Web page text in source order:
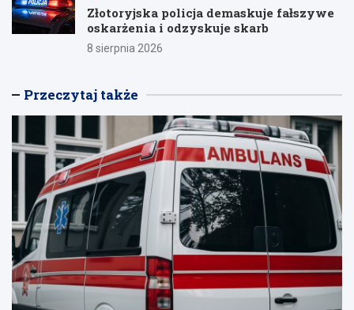
Złotoryjska policja demaskuje fałszywe
oskarżenia i odzyskuje skarb
8 sierpnia 2026
Przeczytaj także